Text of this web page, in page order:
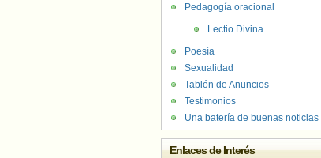
Pedagogía oracional
Lectio Divina
Poesía
Sexualidad
Tablón de Anuncios
Testimonios
Una batería de buenas noticias
Enlaces de Interés